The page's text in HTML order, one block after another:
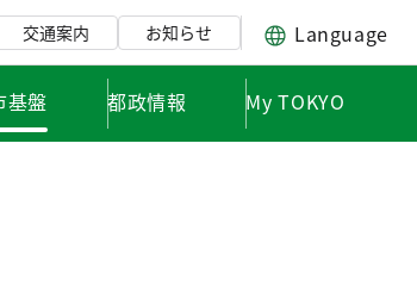
交通案内 お知らせ Language
基盤 都政情報 My TOKYO